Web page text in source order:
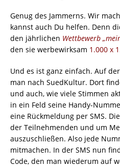
Genug des Jammerns. Wir
kannst auch Du helfen. Denn
den jährlichen Wettbewerb
den sie werbewirksam 1.000 x
Und es ist ganz einfach. Auf
man nach SuedKultur. Dort
und auch, wie viele Stimmen
in ein Feld seine Handy-
eine Rückmeldung per SMS.
der Teilnehmenden und um
auszuschließen. Also jede
mitmachen. In der SMS nun
Code, den man wiederum auf